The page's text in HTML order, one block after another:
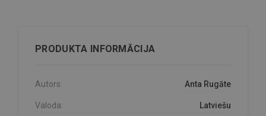
PRODUKTA INFORMĀCIJA
Autors: Anta Rugāte
Valoda: Latviešu